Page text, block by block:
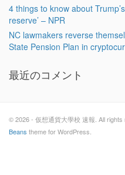
4 things to know about
reserve’ – NPR
NC lawmakers reverse
State Pension Plan in
最近のコメント
© 2026 - 仮想通貨大學校 速報. All rights
Beans theme for WordPress.